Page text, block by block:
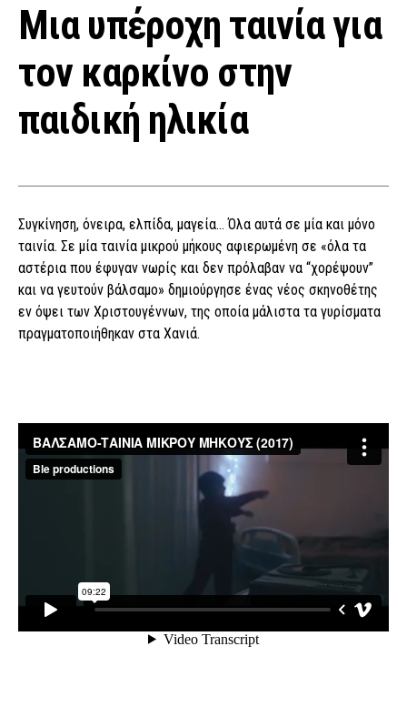
Μια υπέροχη ταινία για
τον καρκίνο στην
παιδική ηλικία
Συγκίνηση, όνειρα, ελπίδα, μαγεία… Όλα αυτά σε μία και μόνο
ταινία. Σε μία ταινία μικρού μήκους αφιερωμένη σε «όλα τα
αστέρια που έφυγαν νωρίς και δεν πρόλαβαν να “χορέψουν”
και να γευτούν βάλσαμο» δημιούργησε ένας νέος σκηνοθέτης
εν όψει των Χριστουγέννων, της οποία μάλιστα τα γυρίσματα
πραγματοποιήθηκαν στα Χανιά.